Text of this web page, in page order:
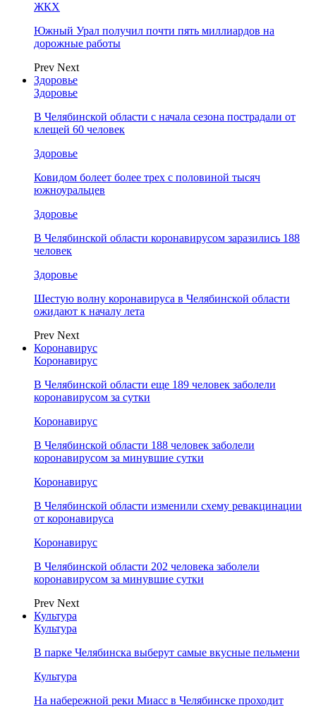
ЖКХ
Южный Урал получил почти пять миллиардов на
дорожные работы
Prev Next
Здоровье
Здоровье
В Челябинской области с начала сезона пострадали от
клещей 60 человек
Здоровье
Ковидом болеет более трех с половиной тысяч
южноуральцев
Здоровье
В Челябинской области коронавирусом заразились 188
человек
Здоровье
Шестую волну коронавируса в Челябинской области
ожидают к началу лета
Prev Next
Коронавирус
Коронавирус
В Челябинской области еще 189 человек заболели
коронавирусом за сутки
Коронавирус
В Челябинской области 188 человек заболели
коронавирусом за минувшие сутки
Коронавирус
В Челябинской области изменили схему ревакцинации
от коронавируса
Коронавирус
В Челябинской области 202 человека заболели
коронавирусом за минувшие сутки
Prev Next
Культура
Культура
В парке Челябинска выберут самые вкусные пельмени
Культура
На набережной реки Миасс в Челябинске проходит